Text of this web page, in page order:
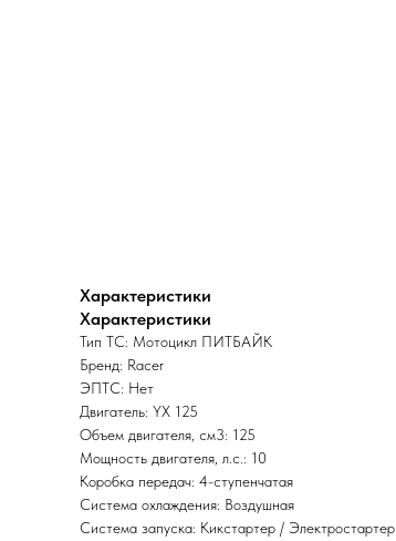
Характеристики
Характеристики
Тип ТС: Мотоцикл ПИТБАЙК
Бренд: Racer
ЭПТС: Нет
Двигатель: YX 125
Объем двигателя, см3: 125
Мощность двигателя, л.с.: 10
Коробка передач: 4-ступенчатая
Система охлаждения: Воздушная
Система запуска: Кикстартер / Электростартер